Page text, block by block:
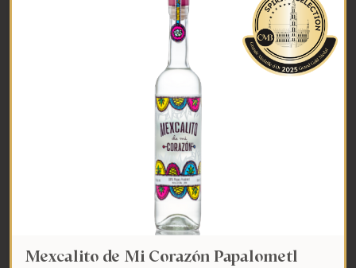
Mexcalito de Mi Corazón Papalometl